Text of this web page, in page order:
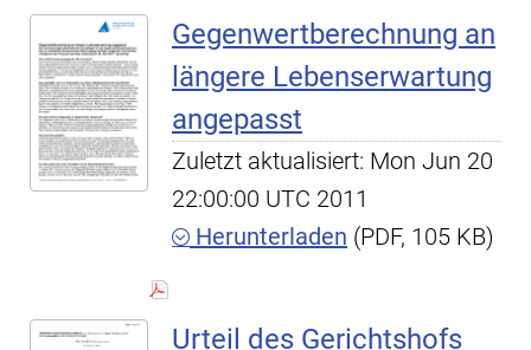
Gegenwertberechnung an
längere Lebenserwartung
angepasst
Zuletzt aktualisiert: Mon Jun 20
22:00:00 UTC 2011
Herunterladen (PDF, 105 KB)
Urteil des Gerichtshofs